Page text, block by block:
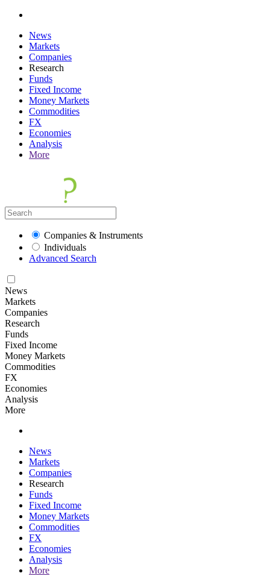
News
Markets
Companies
Research
Funds
Fixed Income
Money Markets
Commodities
FX
Economies
Analysis
More
Companies & Instruments
Individuals
Advanced Search
News
Markets
Companies
Research
Funds
Fixed Income
Money Markets
Commodities
FX
Economies
Analysis
More
News
Markets
Companies
Research
Funds
Fixed Income
Money Markets
Commodities
FX
Economies
Analysis
More